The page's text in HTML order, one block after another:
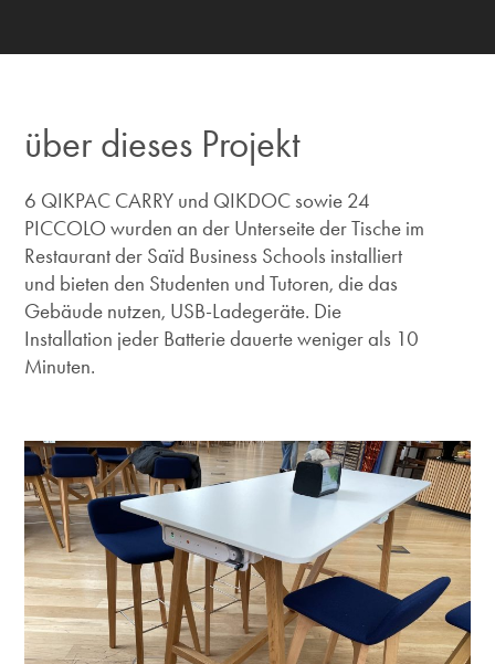
über dieses Projekt
6 QIKPAC CARRY und QIKDOC sowie 24
PICCOLO wurden an der Unterseite der Tische im
Restaurant der Saïd Business Schools installiert
und bieten den Studenten und Tutoren, die das
Gebäude nutzen, USB-Ladegeräte. Die
Installation jeder Batterie dauerte weniger als 10
Minuten.